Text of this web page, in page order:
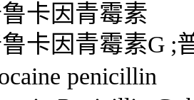
卡因青霉素
卡因青霉素G ;
penicillin